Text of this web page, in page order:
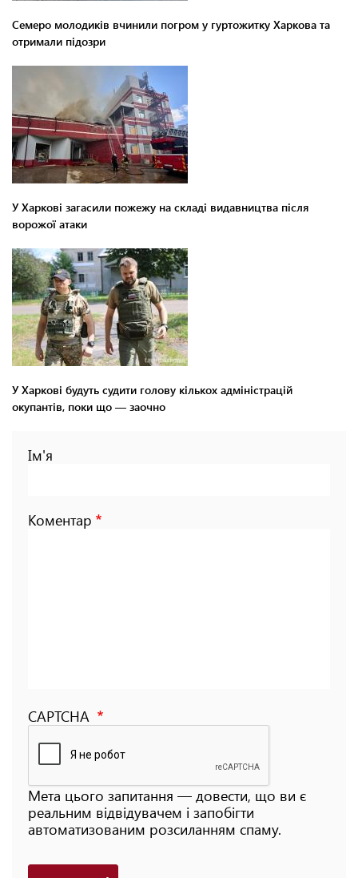
Семеро молодиків вчинили погром у гуртожитку Харкова та
отримали підозри
У Харкові загасили пожежу на складі видавництва після
ворожої атаки
У Харкові будуть судити голову кількох адміністрацій
окупантів, поки що — заочно
Ім'я
Коментар
CAPTCHA
Мета цього запитання — довести, що ви є
реальним відвідувачем і запобігти
автоматизованим розсиланням спаму.